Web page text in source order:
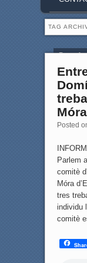
TAG
Page 1
Posted
Parlem
comitè
Móra
tres
individu
comitè